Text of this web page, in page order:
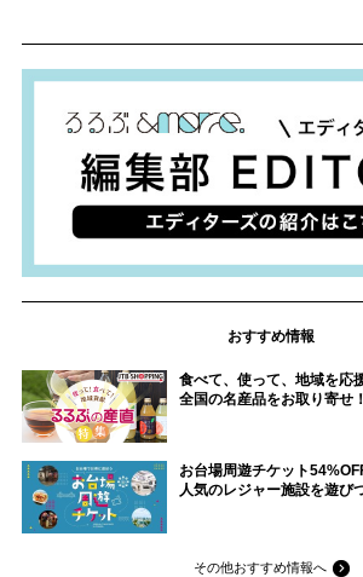
おすすめ情報
食べて、使って、地域を応
全国の名産品をお取り寄せ！
お台場周遊チケット
人気のレジャー施設を遊び
その他おすすめ情報へ